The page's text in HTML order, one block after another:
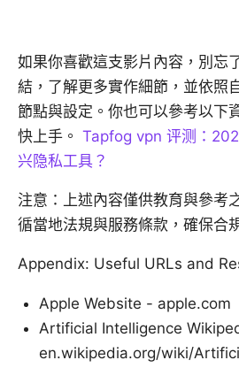
如果你喜歡這支影片內容，別忘
結，了解更多實作細節，並依照
節點與設定。你也可以參考以下
快上手。 Tapfog vpn 评测：
兴隐私工具？
注意：上述內容僅供教育與參考
循當地法規與服務條款，確保合
Appendix: Useful URLs and
Apple Website - apple.com
Artificial Intelligence
en.wikipedia.org/wiki/